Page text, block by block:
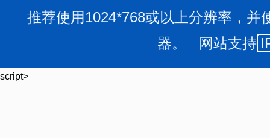
推荐使用1024*768或以上分辨率，并
器。 网站支持
script>